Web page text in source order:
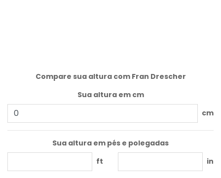
Compare sua altura com Fran Drescher
Sua altura em cm
cm
Sua altura em pés e polegadas
ft
in